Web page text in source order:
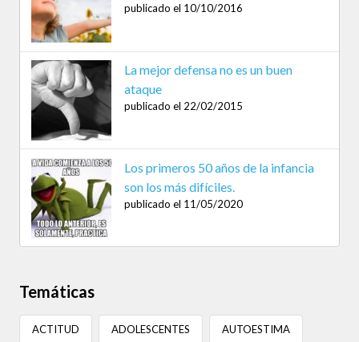
publicado el 10/10/2016
La mejor defensa no es un buen
ataque
publicado el 22/02/2015
Los primeros 50 años de la infancia
son los más difíciles.
publicado el 11/05/2020
Temáticas
ACTITUD ADOLESCENTES AUTOESTIMA